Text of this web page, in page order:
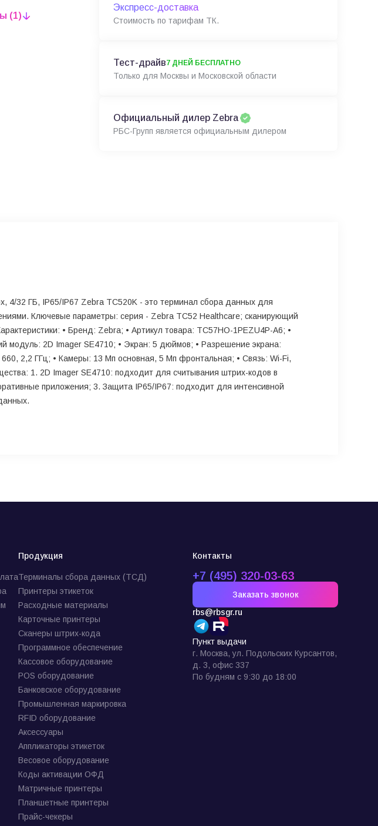
(1)
Экспресс-доставка
Стоимость по тарифам ТК.
Тест-драйв7 ДНЕЙ БЕСПЛАТНО
Только для Москвы и Московской области
Официальный дилер Zebra
РБС-Групп является официальным дилером
4/32 ГБ, IP65/IP67 Zebra TC520K - это терминал сбора данных для
Ключевые параметры: серия - Zebra TC52 Healthcare; сканирующий
• Бренд: Zebra; • Артикул товара: TC57HO-1PEZU4P-A6; •
2D Imager SE4710; • Экран: 5 дюймов; • Разрешение экрана:
2,2 ГГц; • Камеры: 13 Мп основная, 5 Мп фронтальная; • Связь: Wi-Fi,
1. 2D Imager SE4710: подходит для считывания штрих-кодов в
приложения; 3. Защита IP65/IP67: подходит для интенсивной
Продукция
Терминалы сбора данных (ТСД)
Принтеры этикеток
Расходные материалы
Карточные принтеры
Сканеры штрих-кода
Программное обеспечение
Кассовое оборудование
POS оборудование
Банковское оборудование
Промышленная маркировка
RFID оборудование
Аксессуары
Аппликаторы этикеток
Весовое оборудование
Коды активации ОФД
Матричные принтеры
Планшетные принтеры
Прайс-чекеры
Контакты
+7 (495) 320-03-63
Заказать звонок
rbs@rbsgr.ru
Пункт выдачи
г. Москва, ул. Подольских Курсантов,
д. 3, офис 337
По будням с 9:30 до 18:00